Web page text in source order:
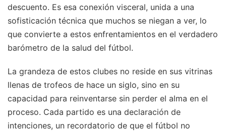
descuento. Es esa conexión visceral, unida a una
sofisticación técnica que muchos se niegan a ver, lo
que convierte a estos enfrentamientos en el verdadero
barómetro de la salud del fútbol.
La grandeza de estos clubes no reside en sus vitrinas
llenas de trofeos de hace un siglo, sino en su
capacidad para reinventarse sin perder el alma en el
proceso. Cada partido es una declaración de
intenciones, un recordatorio de que el fútbol no